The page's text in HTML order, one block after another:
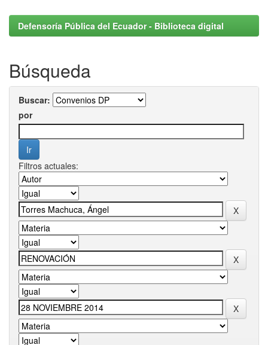
Defensoría Pública del Ecuador - Biblioteca digital
Búsqueda
Buscar:
por
Filtros actuales: